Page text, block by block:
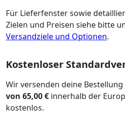
Für Lieferfenster sowie
Zielen und Preisen siehe bitte
Versandziele und Optionen.
Kostenloser
Wir versenden deine Bestellung
von 65,00 € innerhalb der
kostenlos.